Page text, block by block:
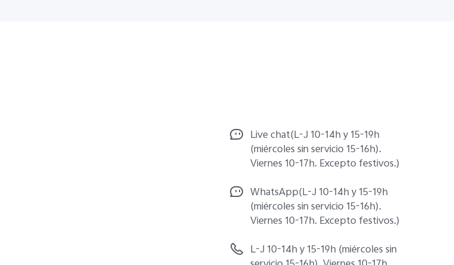
Live chat(L-J 10-14h y 15-19h
(miércoles sin servicio 15-16h).
Viernes 10-17h. Excepto festivos.)
WhatsApp(L-J 10-14h y 15-19h
(miércoles sin servicio 15-16h).
Viernes 10-17h. Excepto festivos.)
L-J 10-14h y 15-19h (miércoles sin